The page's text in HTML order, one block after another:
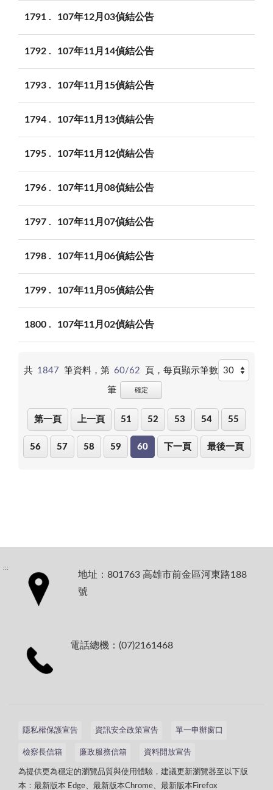
1791 107年12月03偵結公告
1792 107年11月14偵結公告
1793 107年11月15偵結公告
1794 107年11月13偵結公告
1795 107年11月12偵結公告
1796 107年11月08偵結公告
1797 107年11月07偵結公告
1798 107年11月06偵結公告
1799 107年11月05偵結公告
1800 107年11月02偵結公告
共 1847 筆資料，第 60/62 頁， 每頁顯示筆數
筆 確定
第一頁 上一頁 51 52 53 54 55
56 57 58 59 60 下一頁 最後一頁
:::
地址：801763 高雄市前金區河東路188
號
電話總機：(07)2161468
隱私權保護宣告 資訊安全政策宣告 單一申辦窗口
檢察長信箱 廉政服務信箱 資料開放宣告
為提供更為穩定的瀏覽品質與使用體驗，建議更新瀏覽器至以下版
本：最新版本 Edge、最新版本Chrome、最新版本Firefox